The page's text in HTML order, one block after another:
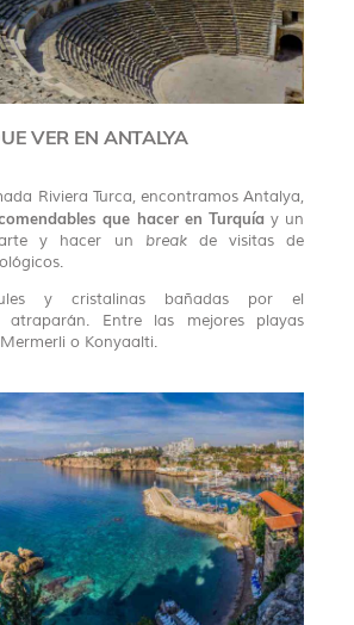
VER EN ANTALYA
Riviera Turca, encontramos Antalya,
que hacer en Turquía y un
y hacer un breakde visitas de
y cristalinas bañadas por el
atraparán. Entre las mejores playas
o Konyaalti.